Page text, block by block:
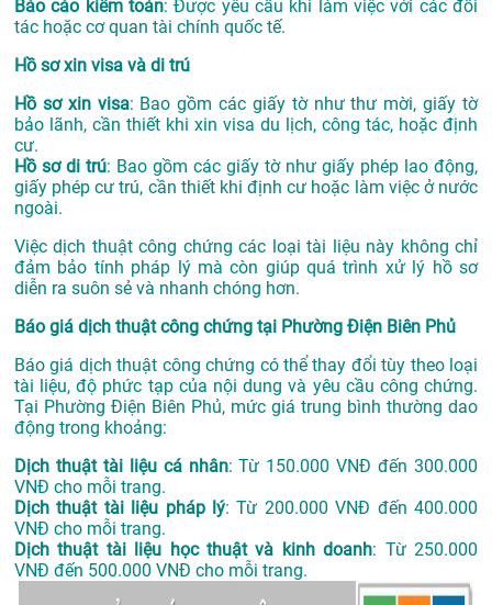
Báo cáo kiểm toán: Được yêu cầu khi làm việc với các đối
tác hoặc cơ quan tài chính quốc tế.
Hồ sơ xin visa và di trú
Hồ sơ xin visa: Bao gồm các giấy tờ như thư mời, giấy tờ
bảo lãnh, cần thiết khi xin visa du lịch, công tác, hoặc định
cư.
Hồ sơ di trú: Bao gồm các giấy tờ như giấy phép lao động,
giấy phép cư trú, cần thiết khi định cư hoặc làm việc ở nước
ngoài.
Việc dịch thuật công chứng các loại tài liệu này không chỉ
đảm bảo tính pháp lý mà còn giúp quá trình xử lý hồ sơ
diễn ra suôn sẻ và nhanh chóng hơn.
Báo giá dịch thuật công chứng tại Phường Điện Biên Phủ
Báo giá dịch thuật công chứng có thể thay đổi tùy theo loại
tài liệu, độ phức tạp của nội dung và yêu cầu công chứng.
Tại Phường Điện Biên Phủ, mức giá trung bình thường dao
động trong khoảng:
Dịch thuật tài liệu cá nhân: Từ 150.000 VNĐ đến 300.000
VNĐ cho mỗi trang.
Dịch thuật tài liệu pháp lý: Từ 200.000 VNĐ đến 400.000
VNĐ cho mỗi trang.
Dịch thuật tài liệu học thuật và kinh doanh: Từ 250.000
VNĐ đến 500.000 VNĐ cho mỗi trang.